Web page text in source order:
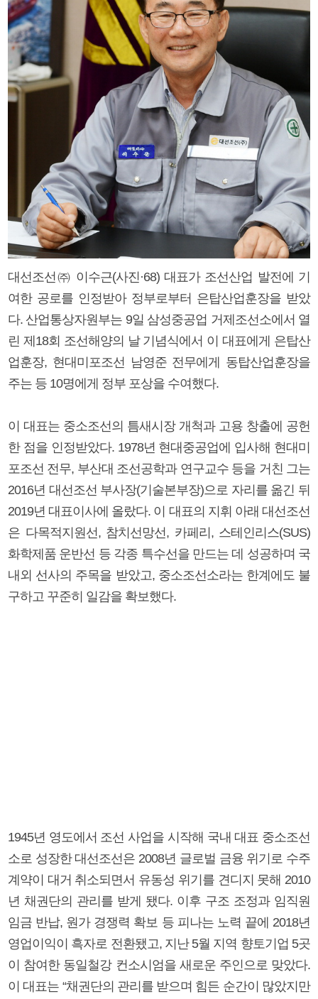
대선조선㈜ 이수근(사진·68) 대표가 조선산업 발전에 기
여한 공로를 인정받아 정부로부터 은탑산업훈장을 받았
다. 산업통상자원부는 9일 삼성중공업 거제조선소에서 열
린 제18회 조선해양의 날 기념식에서 이 대표에게 은탑산
업훈장, 현대미포조선 남영준 전무에게 동탑산업훈장을
주는 등 10명에게 정부 포상을 수여했다.
이 대표는 중소조선의 틈새시장 개척과 고용 창출에 공헌
한 점을 인정받았다. 1978년 현대중공업에 입사해 현대미
포조선 전무, 부산대 조선공학과 연구교수 등을 거친 그는
2016년 대선조선 부사장(기술본부장)으로 자리를 옮긴 뒤
2019년 대표이사에 올랐다. 이 대표의 지휘 아래 대선조선
은 다목적지원선, 참치선망선, 카페리, 스테인리스(SUS)
화학제품 운반선 등 각종 특수선을 만드는 데 성공하며 국
내외 선사의 주목을 받았고, 중소조선소라는 한계에도 불
구하고 꾸준히 일감을 확보했다.
1945년 영도에서 조선 사업을 시작해 국내 대표 중소조선
소로 성장한 대선조선은 2008년 글로벌 금융 위기로 수주
계약이 대거 취소되면서 유동성 위기를 견디지 못해 2010
년 채권단의 관리를 받게 됐다. 이후 구조 조정과 임직원
임금 반납, 원가 경쟁력 확보 등 피나는 노력 끝에 2018년
영업이익이 흑자로 전환됐고, 지난 5월 지역 향토기업 5곳
이 참여한 동일철강 컨소시엄을 새로운 주인으로 맞았다.
이 대표는 “채권단의 관리를 받으며 힘든 순간이 많았지만